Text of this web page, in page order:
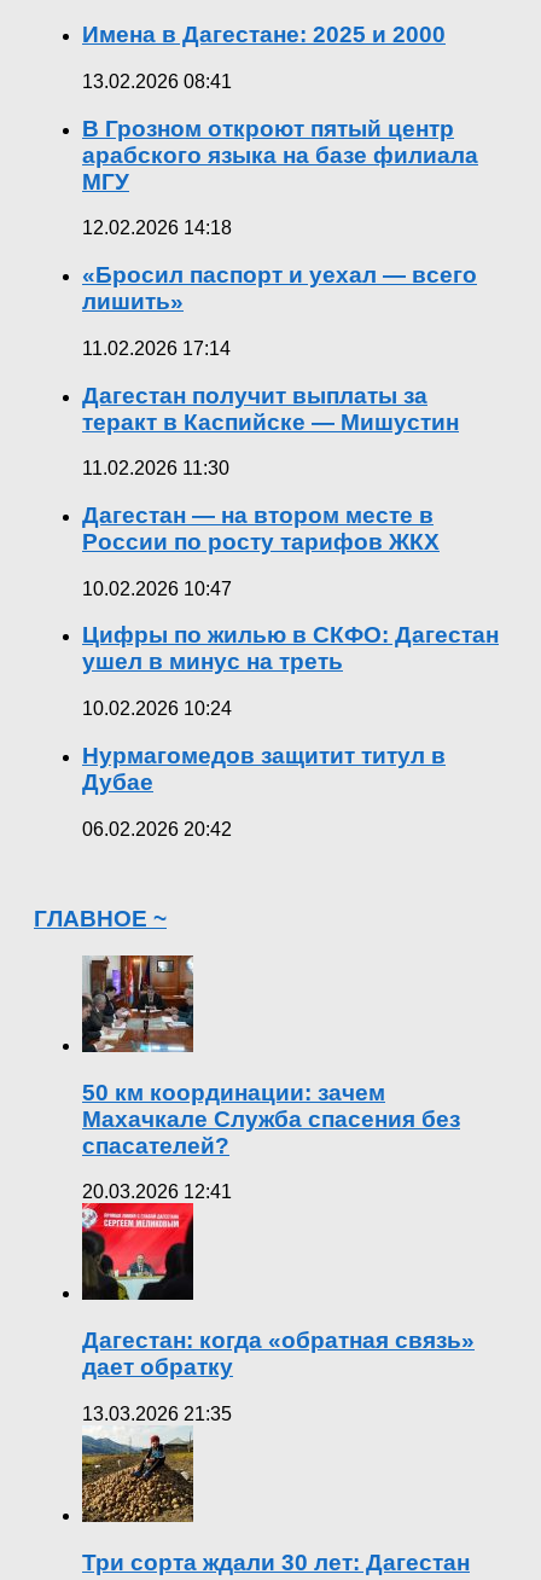
Имена в Дагестане: 2025 и 2000
13.02.2026 08:41
В Грозном откроют пятый центр
арабского языка на базе филиала
МГУ
12.02.2026 14:18
«Бросил паспорт и уехал — всего
лишить»
11.02.2026 17:14
Дагестан получит выплаты за
теракт в Каспийске — Мишустин
11.02.2026 11:30
Дагестан — на втором месте в
России по росту тарифов ЖКХ
10.02.2026 10:47
Цифры по жилью в СКФО: Дагестан
ушел в минус на треть
10.02.2026 10:24
Нурмагомедов защитит титул в
Дубае
06.02.2026 20:42
ГЛАВНОЕ ~
50 км координации: зачем
Махачкале Служба спасения без
спасателей?
20.03.2026 12:41
Дагестан: когда «обратная связь»
дает обратку
13.03.2026 21:35
Три сорта ждали 30 лет: Дагестан